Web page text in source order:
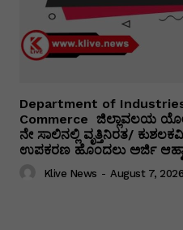
Department of
Commerce ಜಿಲ್ಲಾವಲಯ
ನೇ ಸಾಲಿನಲ್ಲಿ ವೃತ್ತಿನಿರತ/
ಉಪಕರಣ ಹೊಂದಲು ಅರ್ಜಿ
Klive News - August 7, 2026